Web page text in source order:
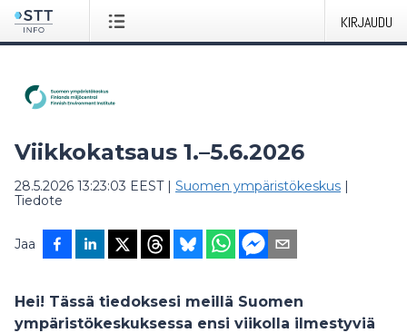
KIRJAUDU
Viikkokatsaus 1.–5.6.2026
28.5.2026 13:23:03 EEST| Suomen ympäristökeskus |
Tiedote
Jaa
Hei! Tässä tiedoksesi meillä Suomen
ympäristökeskuksessa ensi viikolla ilmestyviä